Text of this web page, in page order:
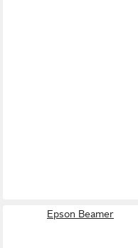
Epson Beamer